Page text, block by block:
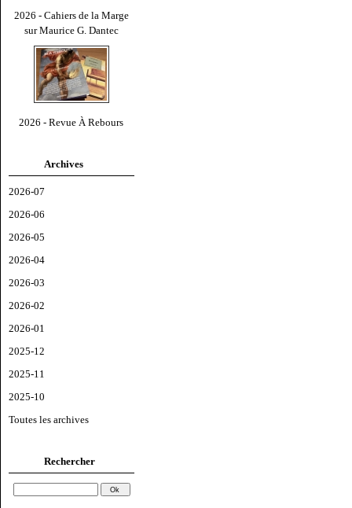
2026 - Cahiers de la Marge
sur Maurice G. Dantec
2026 - Revue À Rebours
Archives
2026-07
2026-06
2026-05
2026-04
2026-03
2026-02
2026-01
2025-12
2025-11
2025-10
Toutes les archives
Rechercher